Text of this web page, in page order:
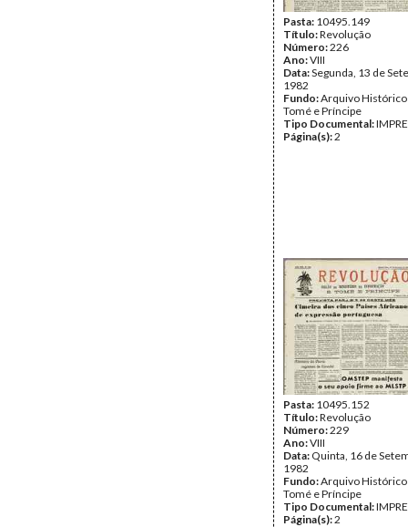
Pasta: 10495.149
Título:Revolução
Número:226
Ano:VIII
Data:Segunda, 13 de
1982
Fundo:Arquivo Histórico
Tomé e Príncipe
Tipo Documental:
Página(s):2
Pasta: 10495.152
Título:Revolução
Número:229
Ano:VIII
Data: Quinta, 16 de
1982
Fundo:Arquivo Histórico
Tomé e Príncipe
Tipo Documental:
Página(s):2